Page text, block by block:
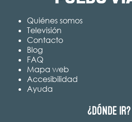
Quiénes somos
Televisión
Contacto
Blog
FAQ
Mapa web
Accesibilidad
Ayuda
¿Dónde ir?